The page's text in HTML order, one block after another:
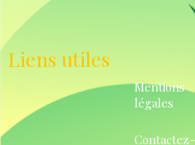
Liens utiles
Mentions
légales